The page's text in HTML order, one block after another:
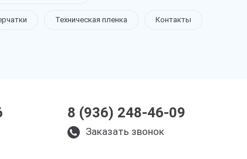
Техническая пленка Контакты
8 (936) 248-46-09
Заказать звонок